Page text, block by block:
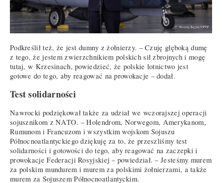
Podkreślił też, że jest dumny z żołnierzy. – Czuję głęboką dumę
z tego, że jestem zwierzchnikiem polskich sił zbrojnych i mogę
tutaj, w Krzesinach, powiedzieć, że polskie lotnictwo jest
gotowe do tego, aby reagować na prowokacje – dodał.
Test solidarności
Nawrocki podziękował także za udział we wczorajszej operacji
sojusznikom z NATO. – Holendrom, Norwegom, Amerykanom,
Rumunom i Francuzom i wszystkim wojskom Sojuszu
Północnoatlantyckiego dziękuję za to, że przeszliśmy test
solidarności i gotowości do tego, aby reagować na zaczepki i
prowokacje Federacji Rosyjskiej – powiedział. – Jesteśmy murem
za polskim mundurem i murem za polskimi żołnierzami, a także
murem za Sojuszem Północnoatlantyckim.